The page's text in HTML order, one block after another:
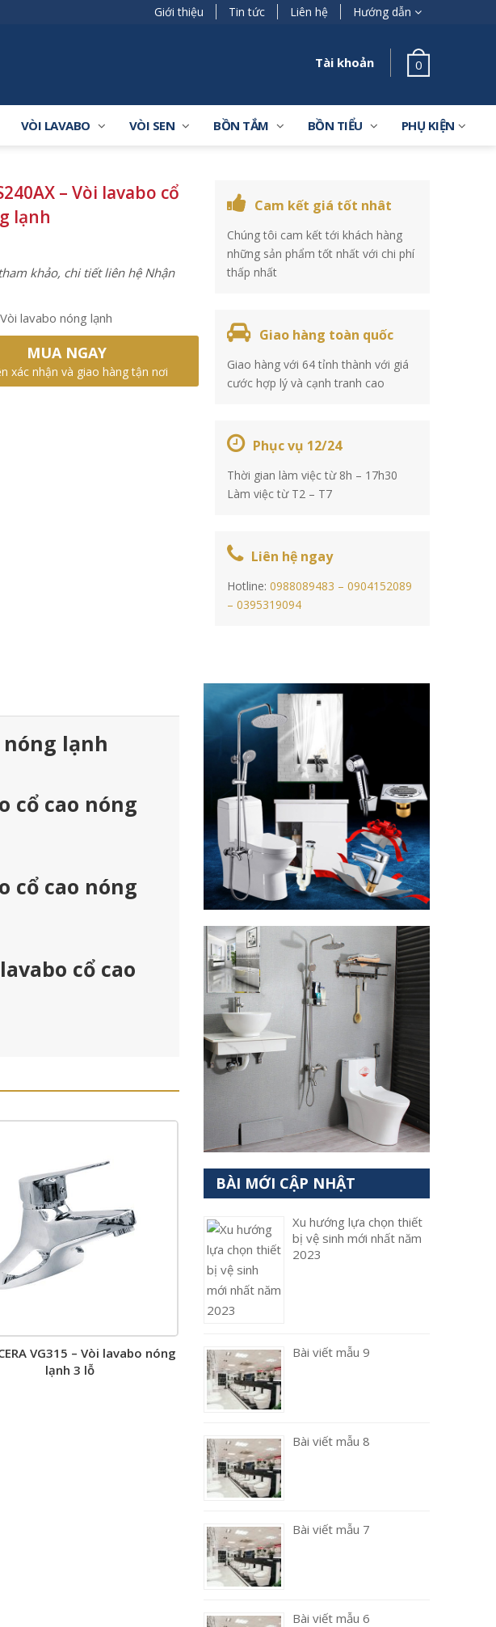
Giới thiệu Tin tức Liên hệ Hướng dẫn
Tài khoản 0
VÒI LAVABO VÒI SEN BỒN TẮM BỒN TIỂU PHỤ KIỆN
– Vòi lavabo cổ
lạnh
khảo, chi tiết liên hệ Nhận
Vòi lavabo nóng lạnh
MUA NGAY
xác nhận và giao hàng tận nơi
Cam kết giá tốt nhât
Chúng tôi cam kết tới khách hàng
những sản phẩm tốt nhất với chi phí
thấp nhất
Giao hàng toàn quốc
Giao hàng với 64 tỉnh thành với giá
cước hợp lý và cạnh tranh cao
Phục vụ 12/24
Thời gian làm việc từ 8h – 17h30
Làm việc từ T2 – T7
Liên hệ ngay
Hotline: 0988089483 – 0904152089
– 0395319094
nóng lạnh
cổ cao nóng
cổ cao nóng
cổ cao
VG315 – Vòi lavabo nóng
lạnh 3 lỗ
BÀI MỚI CẬP NHẬT
Xu hướng lựa chọn thiết
bị vệ sinh mới nhất năm
2023
Bài viết mẫu 9
Bài viết mẫu 8
Bài viết mẫu 7
Bài viết mẫu 6